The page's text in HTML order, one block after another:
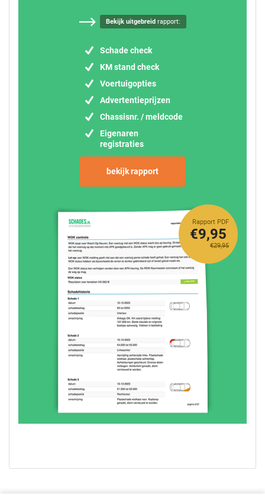
Bekijk uitgebreid rapport:
Schade check
KM stand check
Voertuigopties
Advertentieprijzen
Chassisnr. / meldcode
Eigenaren
registraties
bekijk rapport
Rapport PDF
€29,95
€9,95